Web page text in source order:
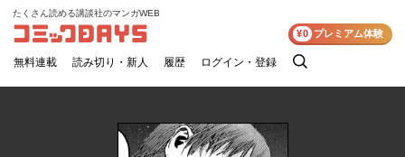
コミックDAYS
たくさん読める講談社のマンガWEB
無料連載 読み切り・新人 履歴 ログイン・登録
検
¥0 プレミアム体験